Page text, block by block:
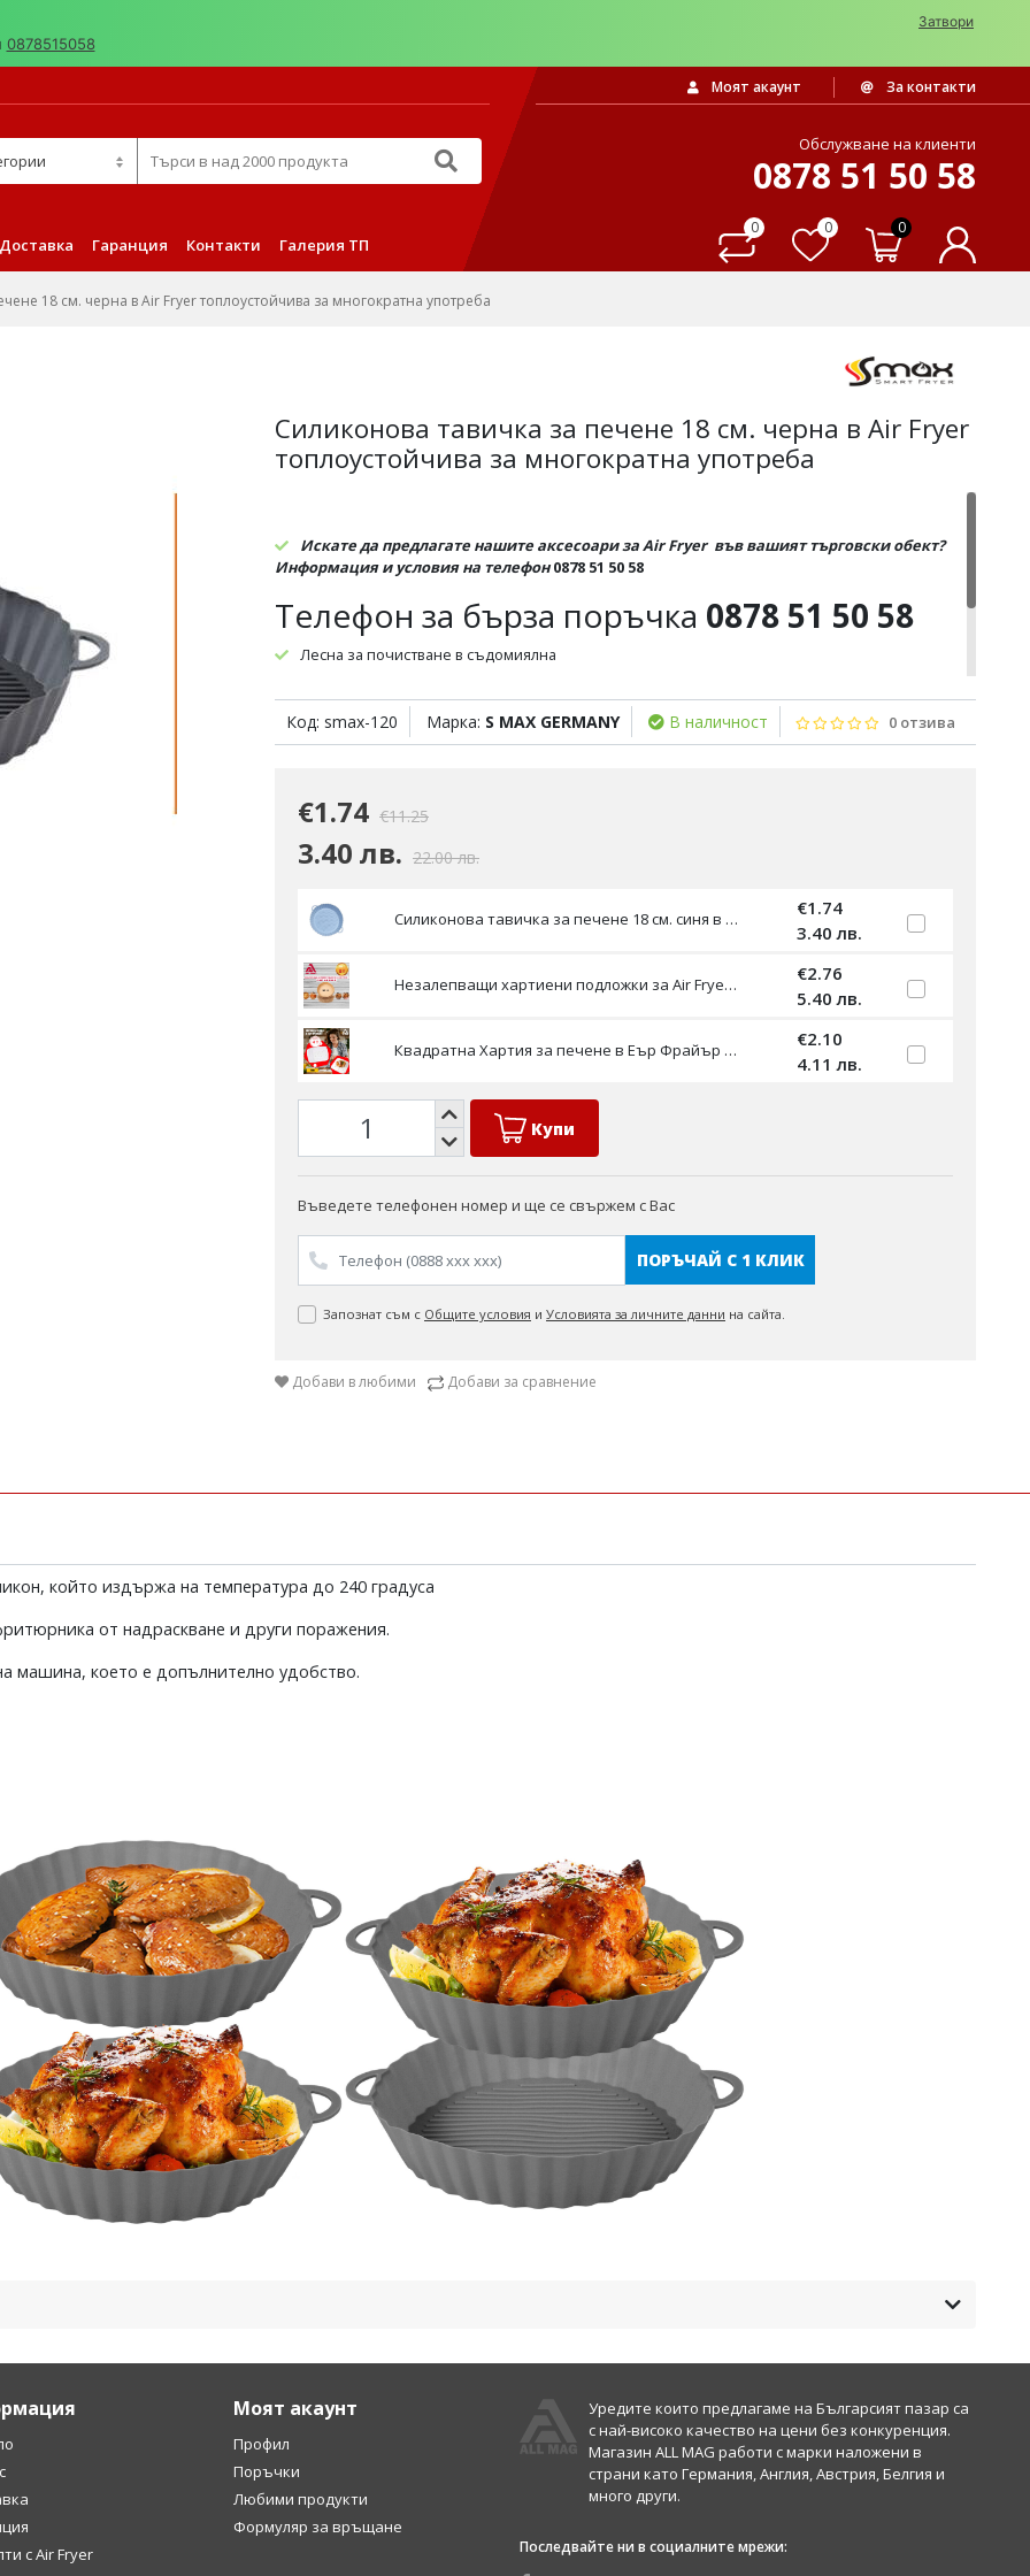
0878515058
Затвори
Моят акаунт За контакти
2000 продукта Обслужване на клиенти
0878 51 50 58
Доставка Гаранция Контакти Галерия ТП
0 0 0
18 см. черна в Air Fryer топлоустойчива за многократна употреба
Силиконова тавичка за печене 18 см. черна в Air Fryer
топлоустойчива за многократна употреба
Искате да предлагате нашите аксесоари за Air Fryer във вашият търговски обект?
Информация и условия на телефон0878 51 50 58
Телефон за бърза поръчка 0878 51 50 58
Лесна за почистване в съдомиялна
Предназначена за многократна употреба
Код: smax-120 Марка: S MAX GERMANY В наличност 0 отзива
€1.74 €11.25
3.40 лв. 22.00 лв.
Силиконова тавичка за печене 18 см. синя в Air Fryer топлоустойчива за многократна употреба
€1.74
3.40 лв.
Незалепващи хартиени подложки за Air Fryer размер 16-18 см 100 бр
€2.76
5.40 лв.
Квадратна Хартия за печене в Еър Фрайър Air Fryer 22 см
€2.10
4.11 лв.
Купи
Въведете телефонен номер и ще се свържем с Вас
ПОРЪЧАЙ С 1 КЛИК
Запознат съм с Общите условия и Условията за личните данни на сайта.
Добави в любими Добави за сравнение
който издържа на температура до 240 градуса
от надраскване и други поражения.
машина, което е допълнително удобство.
с Air Fryer
Моят акаунт
Профил
Поръчки
Любими продукти
Формуляр за връщане
Уредите които предлагаме на Българсият пазар са
с най-високо качество на цени без конкуренция.
Магазин ALL MAG работи с марки наложени в
страни като Германия, Англия, Австрия, Белгия и
много други.
Последвайте ни в социалните мрежи: